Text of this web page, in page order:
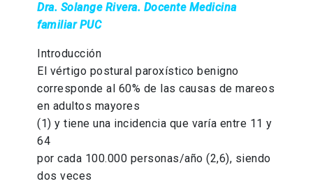
Dra. Solange Rivera. Docente Medicina
familiar PUC
Introducción
El vértigo postural paroxístico benigno
corresponde al 60% de las causas de mareos
en adultos mayores
(1) y tiene una incidencia que varía entre 11 y
64
por cada 100.000 personas/año (2,6), siendo
dos veces